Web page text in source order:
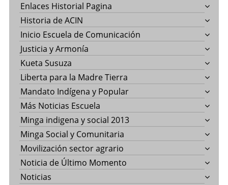
Enlaces Historial Pagina
Historia de ACIN
Inicio Escuela de Comunicación
Justicia y Armonía
Kueta Susuza
Liberta para la Madre Tierra
Mandato Indígena y Popular
Más Noticias Escuela
Minga indigena y social 2013
Minga Social y Comunitaria
Movilización sector agrario
Noticia de Último Momento
Noticias